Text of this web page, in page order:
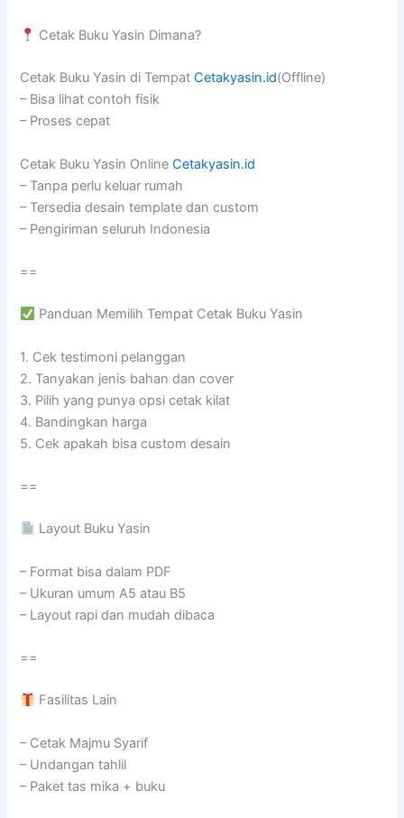
Cetak Buku Yasin Dimana?
Cetak Buku Yasin di TempatCetakyasin.id(Offline)
– Bisa lihat contoh fisik
– Proses cepat
Cetak Buku Yasin OnlineCetakyasin.id
– Tanpa perlu keluar rumah
– Tersedia desain template dan custom
– Pengiriman seluruh Indonesia
==
Panduan Memilih Tempat Cetak Buku Yasin
1. Cek testimoni pelanggan
2. Tanyakan jenis bahan dan cover
3. Pilih yang punya opsi cetak kilat
4. Bandingkan harga
5. Cek apakah bisa custom desain
==
Layout Buku Yasin
– Format bisa dalam PDF
– Ukuran umum A5 atau B5
– Layout rapi dan mudah dibaca
==
Fasilitas Lain
– Cetak Majmu Syarif
– Undangan tahlil
– Paket tas mika + buku